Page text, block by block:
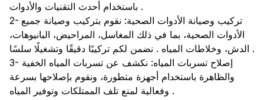
باستخدام أحدث التقنيات والأدوات .
2- تركيب وصيانة الأدوات الصحية: نقوم بتركيب وصيانة جميع
الأدوات الصحية، بما في ذلك المغاسل، المراحيض، البانيوهات،
الدش، وخلاطات المياه . نضمن لكم تركيبًا دقيقًا وتشغيلًا سلسًا .
3- إصلاح تسربات المياه: نكشف عن تسربات المياه الخفية
والظاهرة باستخدام أجهزة متطورة، ونقوم بإصلاحها بسرعة
وفعالية لمنع تلف الممتلكات وتوفير المياه .